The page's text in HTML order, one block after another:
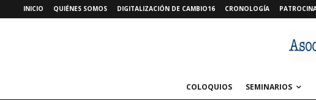
INICIO QUIÉNES SOMOS DIGITALIZACIÓN DE CAMBIO16 CRONOLOGÍA
COLOQUIOS SEMINARIOS